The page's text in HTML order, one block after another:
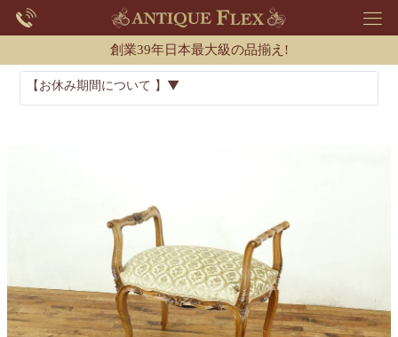
創業39年日本最大級の品揃え!
【お休み期間について 】▼